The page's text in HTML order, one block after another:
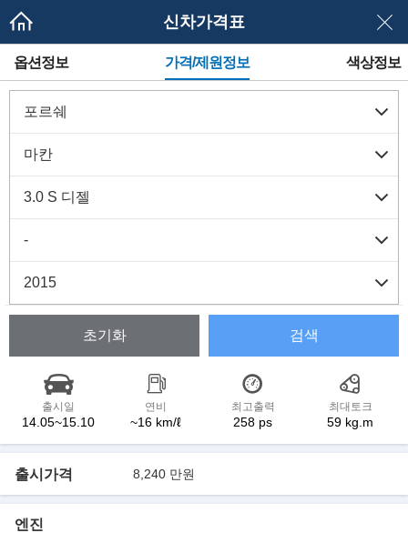
신차가격표
메
뉴
네
이
이
옵션정보 가격/제원정보 색상정보
초기화 검색
출시일
14.05~15.10
연비
~16 km/ℓ
최고출력
258 ps
최대토크
59 kg.m
출시가격 8,240 만원
엔진